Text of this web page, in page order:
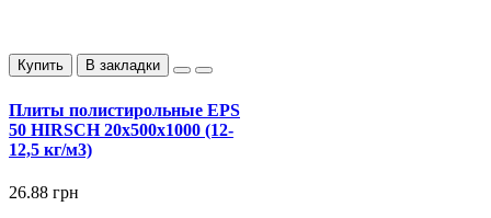
Купить В закладки
Плиты полистирольные EPS
50 HIRSCH 20x500x1000 (12-
12,5 кг/м3)
26.88 грн